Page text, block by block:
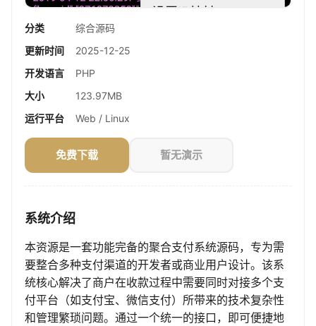
分类
综合源码
更新时间
2025-12-25
开发语言
PHP
大小
123.97MB
运行平台
Web / Linux
免费下载 暂无演示
系统介绍
本资源是一套功能完备的聚合支付系统源码，专为需
要整合多种支付渠道的开发者或商业用户设计。该系
统核心解决了商户在收款过程中需要同时对接多个支
付平台（如支付宝、微信支付）所带来的技术复杂性
和管理繁琐问题。通过一个统一的接口，即可便捷地